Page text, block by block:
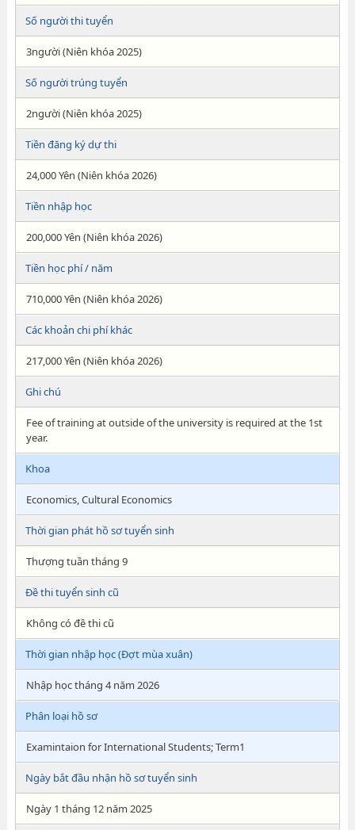
Số người thi tuyển
3người (Niên khóa 2025)
Số người trúng tuyển
2người (Niên khóa 2025)
Tiền đăng ký dự thi
24,000 Yên (Niên khóa 2026)
Tiền nhập học
200,000 Yên (Niên khóa 2026)
Tiền học phí / năm
710,000 Yên (Niên khóa 2026)
Các khoản chi phí khác
217,000 Yên (Niên khóa 2026)
Ghi chú
Fee of training at outside of the university is required at the 1st
year.
Khoa
Economics, Cultural Economics
Thời gian phát hồ sơ tuyển sinh
Thượng tuần tháng 9
Đề thi tuyển sinh cũ
Không có đề thi cũ
Thời gian nhập học (Đợt mùa xuân)
Nhập học tháng 4 năm 2026
Phân loại hồ sơ
Examintaion for International Students; Term1
Ngày bắt đầu nhận hồ sơ tuyển sinh
Ngày 1 tháng 12 năm 2025